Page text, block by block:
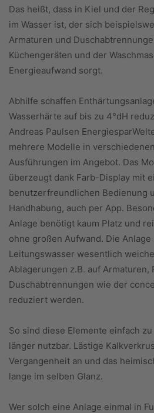
Das heißt, dass in Kiel und der
im Wasser ist, der sich
Armaturen und
Küchengeräten und der
Energieaufwand sorgt.
Abhilfe schaffen
Wasserhärte auf bis zu 4°dH
Andreas Paulsen
mehrere Modelle in
Ausführungen im Angebot. Das
überzeugt dank Farb-Display mit
benutzerfreundlichen Bedienung
Handhabung, auch per App.
Anlage benötigt kaum Platz und
ohne großen Aufwand. Die
Leitungswasser wesentlich
Ablagerungen z.B. auf
Duschabtrennungen wie der
reduziert werden.
So sind diese Elemente einfach
länger nutzbar. Lästige
Vergangenheit an und das
lange im selben Glanz.
Wer solch eine Anlage einmal in